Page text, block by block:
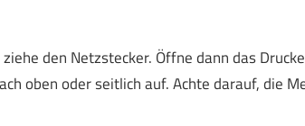
den Netzstecker. Öffne dann das
oben oder seitlich auf. Achte darauf, die